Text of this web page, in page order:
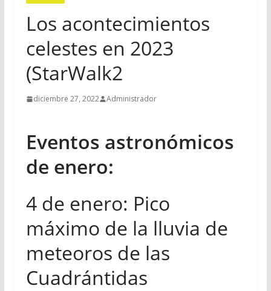
Los acontecimientos
celestes en 2023
(StarWalk2
diciembre 27, 2022 Administrador
Eventos astronómicos
de enero:
4 de enero: Pico
máximo de la lluvia de
meteoros de las
Cuadrántidas